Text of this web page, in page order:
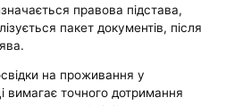
правова підстава,
пакет документів, після
на проживання у
вимагає точного дотримання